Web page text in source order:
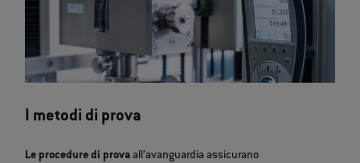
I metodi di prova
Le procedure di provaall’avanguardia assicurano